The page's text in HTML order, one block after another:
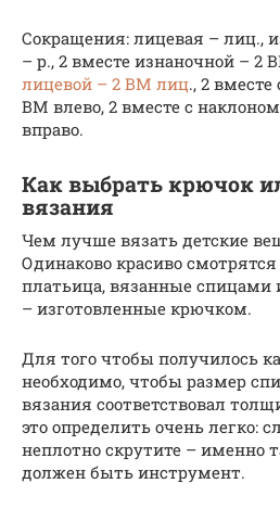
Сокращения: лицевая – лиц.,
– р., 2 вместе изнаночной – 2
лицевой – 2 ВМ лиц., 2
ВМ влево, 2 вместе с
вправо.
Как выбрать крючок
вязания
Чем лучше вязать детские
Одинаково красиво
платьица, вязанные спицами
– изготовленные крючком.
Для того чтобы получилось
необходимо, чтобы размер
вязания соответствовал
это определить очень легко:
неплотно скрутите – именно
должен быть инструмент.